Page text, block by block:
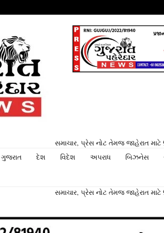
સમાચાર, પ્રેસ નોટ તેમજ જાહેરાત માટે
ગુજરાત દેશ વિદેશ અપરાધ બિઝનેસ
સમાચાર, પ્રેસ નોટ તેમજ જાહેરાત માટે
⇝